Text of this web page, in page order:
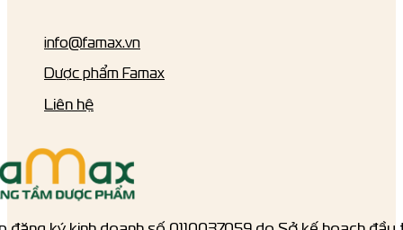
info@famax.vn
Dược phẩm Famax
Liên hệ